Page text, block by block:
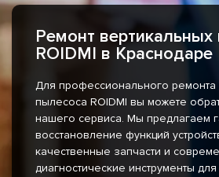
Ремонт
ROIDMI в Краснодаре
Для профессионального ремонта
пылесоса ROIDMI вы можете
нашего сервиса. Мы предлагаем
восстановление функций
качественные запчасти и
диагностические инструменты